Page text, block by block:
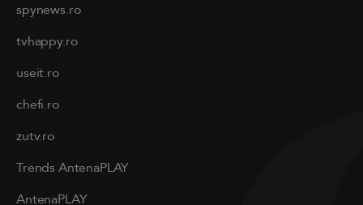
spynews.ro
tvhappy.ro
useit.ro
chefi.ro
zutv.ro
Trends AntenaPLAY
AntenaPLAY